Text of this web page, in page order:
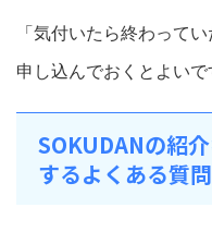
「気付いたら終わって
申し込んでおくとよいで
SOKUDANの紹
するよくある質問